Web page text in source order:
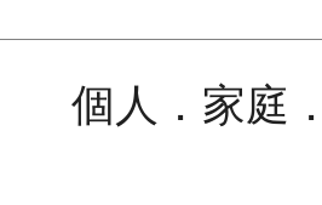
個人．家庭